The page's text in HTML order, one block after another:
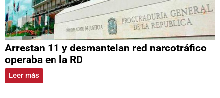
Arrestan 11 y desmantelan red narcotráfico
operaba en la RD
Leer más